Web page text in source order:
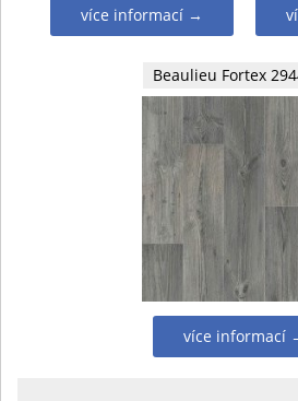
více informací →
Beaulieu Fortex
více informací